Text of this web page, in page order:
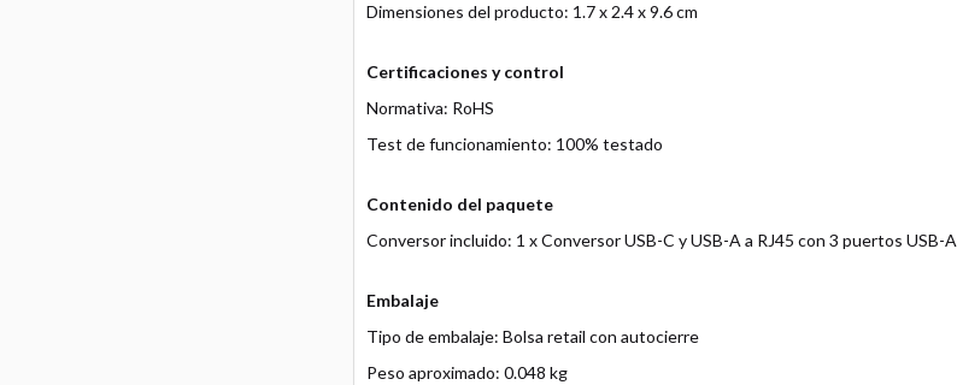
Dimensiones del producto: 1.7 x 2.4 x 9.6 cm
Certificaciones y control
Normativa: RoHS
Test de funcionamiento: 100% testado
Contenido del paquete
Conversor incluido: 1 x Conversor USB-C y USB-A a RJ45 con 3 puertos USB-A
Embalaje
Tipo de embalaje: Bolsa retail con autocierre
Peso aproximado: 0.048 kg